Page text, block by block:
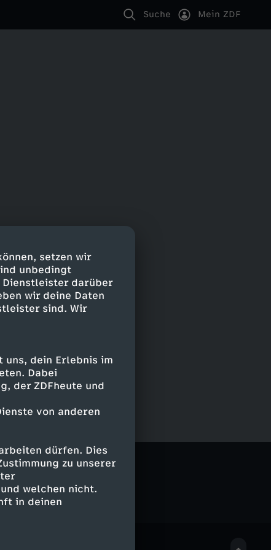
setzen wir
unbedingt
darüber
wir deine Daten
sind. Wir
dein Erlebnis im
Dabei
der ZDFheute und
von anderen
dürfen. Dies
zu unserer
welchen nicht.
in deinen
Suche Mein ZDF